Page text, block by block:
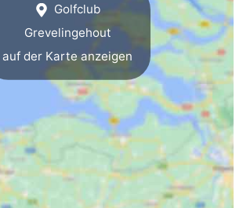
Golfclub
Grevelingehout
auf der Karte anzeigen